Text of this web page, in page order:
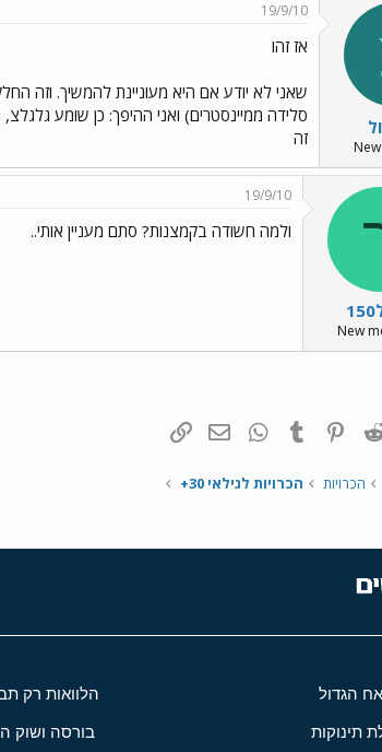
19/9/10
אז זהו
שאני לא יודע אם היא מעוניינת להמשיך. וזה
סלידה ממיינסטרים) ואני ההיפך: כן שומע
זה
New
19/9/10
ולמה חשודה בקמצנות? סתם מעניין אותי..
Reddit
Pinterest
Tumblr
WhatsAppדואר אלקטרוני
הכרויות הכרויות לגילאי 30+
הגדול הלוואות רק
תינוקות בורסה ושוק